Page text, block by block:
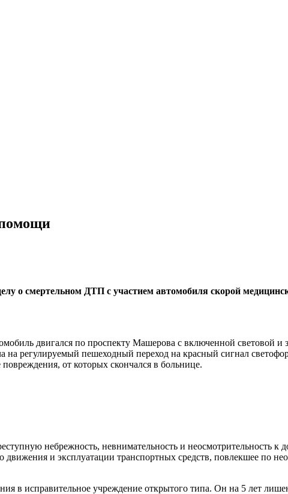
помощи
о смертельном ДТП с участием автомобиля скорой
двигался по проспекту Машерова с включенной световой и
регулируемый пешеходный переход на красный сигнал
от которых скончался в больнице.
небрежность, невнимательность и неосмотрительность к
и эксплуатации транспортных средств, повлекшее по
в исправительное учреждение открытого типа. Он на 5 лет